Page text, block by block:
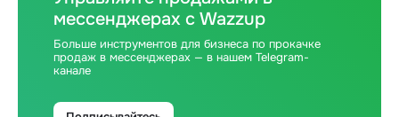
мессенджерах с Wazzup
Больше инструментов для бизнеса по прокачке
продаж в мессенджерах — в нашем Telegram-
канале